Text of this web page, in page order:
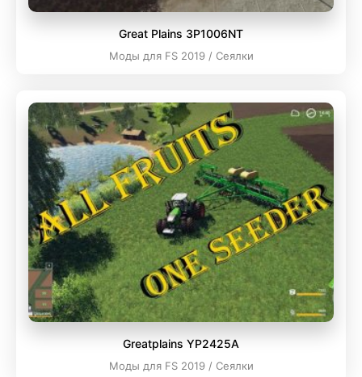
Great Plains 3P1006NT
Моды для FS 2019 / Сеялки
Greatplains YP2425A
Моды для FS 2019 / Сеялки